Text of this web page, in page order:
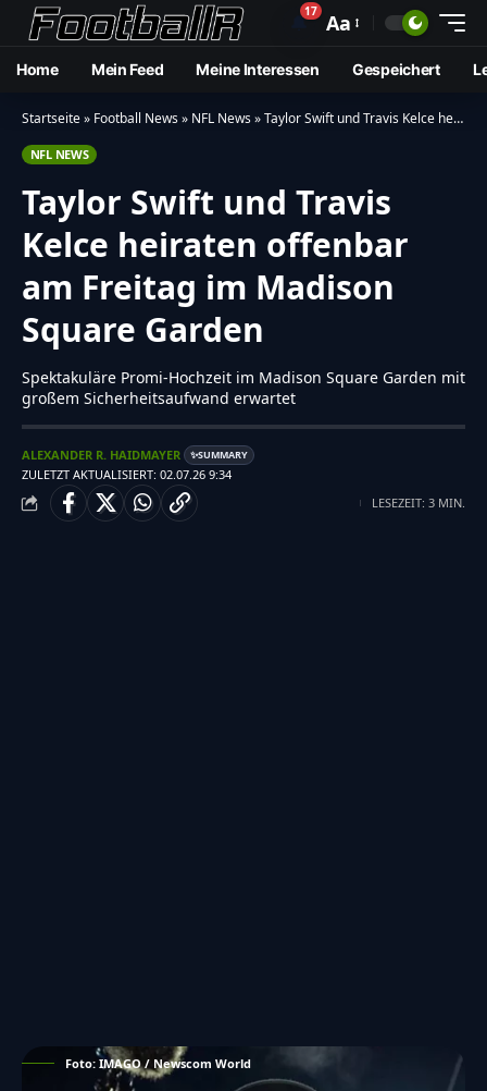
🔔17 Aa
Home Mein Feed Meine Interessen Gespeichert
Startseite» Football News» NFL News»Taylor Swift und Travis Kelce heiraten offenbar am Freitag im Madison Square Garden
NFL NEWS
Taylor Swift und Travis
Kelce heiraten offenbar
am Freitag im Madison
Square Garden
Spektakuläre Promi-Hochzeit im Madison Square Garden mit
großem Sicherheitsaufwand erwartet
ZULETZT AKTUALISIERT: 02.07.26 9:34
ALEXANDER R. HAIDMAYER ✨SUMMARY
LESEZEIT: 3 MIN.
Foto: IMAGO / Newscom World